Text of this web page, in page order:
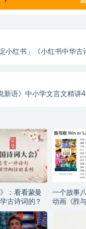
淀小红书」《小红书中华古
新语》中小学文言文精讲
：看看蒙曼
古诗词的？
一个故事
动画《胜
粤英三语